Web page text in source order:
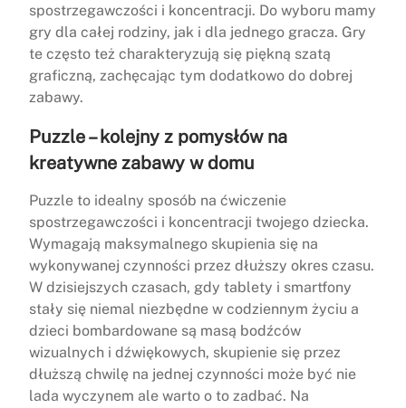
spostrzegawczości i koncentracji. Do wyboru mamy
gry dla całej rodziny, jak i dla jednego gracza. Gry
te często też charakteryzują się piękną szatą
graficzną, zachęcając tym dodatkowo do dobrej
zabawy.
Puzzle – kolejny z pomysłów na
kreatywne zabawy w domu
Puzzle to idealny sposób na ćwiczenie
spostrzegawczości i koncentracji twojego dziecka.
Wymagają maksymalnego skupienia się na
wykonywanej czynności przez dłuższy okres czasu.
W dzisiejszych czasach, gdy tablety i smartfony
stały się niemal niezbędne w codziennym życiu a
dzieci bombardowane są masą bodźców
wizualnych i dźwiękowych, skupienie się przez
dłuższą chwilę na jednej czynności może być nie
lada wyczynem ale warto o to zadbać. Na